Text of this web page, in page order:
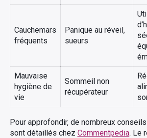
Cauchemars
fréquents
Panique au réveil,
sueurs
Mauvaise
hygiène de
vie
Sommeil non
récupérateur
Pour approfondir, de nombreux
sont détaillés chez Commentpedia. Le